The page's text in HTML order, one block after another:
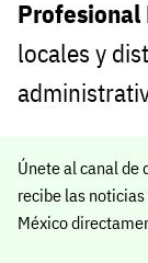
locales y
Únete al canal de
recibe las
México